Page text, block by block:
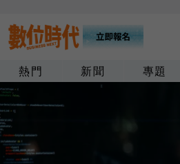
熱門 新聞 專題